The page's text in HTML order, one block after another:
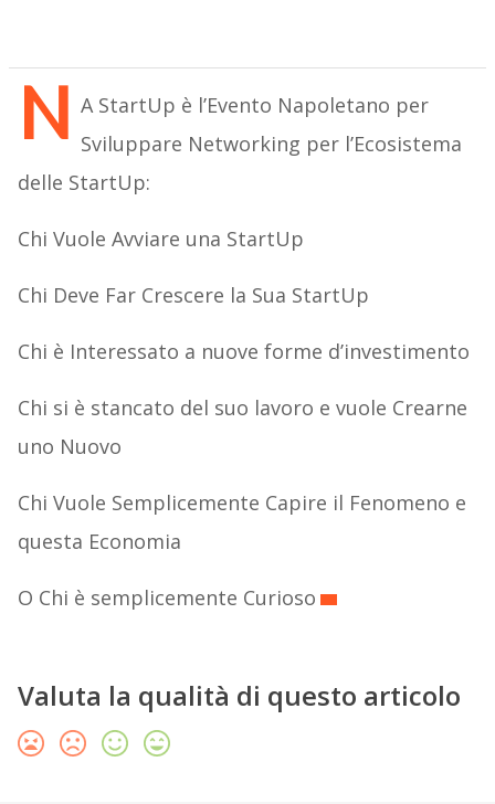
N A StartUp è l’Evento Napoletano per
Sviluppare Networking per l’Ecosistema
delle StartUp:
Chi Vuole Avviare una StartUp
Chi Deve Far Crescere la Sua StartUp
Chi è Interessato a nuove forme d’investimento
Chi si è stancato del suo lavoro e vuole Crearne
uno Nuovo
Chi Vuole Semplicemente Capire il Fenomeno e
questa Economia
O Chi è semplicemente Curioso
Valuta la qualità di questo articolo